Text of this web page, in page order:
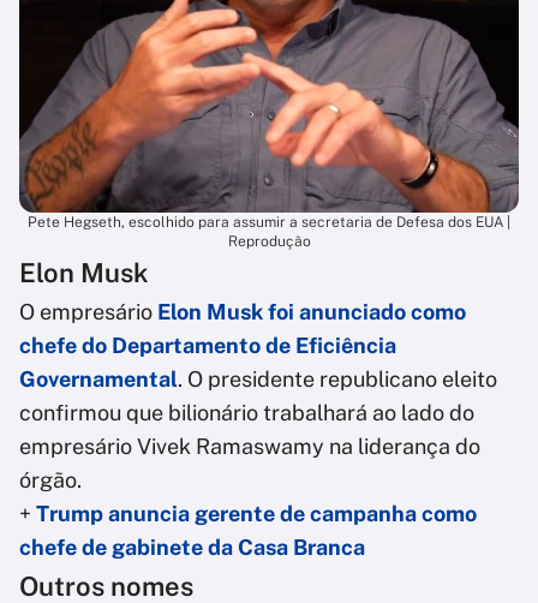
Pete Hegseth, escolhido para assumir a secretaria de Defesa dos EUA |
Reprodução
Elon Musk
O empresário Elon Musk foi anunciado como
chefe do Departamento de Eficiência
Governamental. O presidente republicano eleito
confirmou que bilionário trabalhará ao lado do
empresário Vivek Ramaswamy na liderança do
órgão.
+ Trump anuncia gerente de campanha como
chefe de gabinete da Casa Branca
Outros nomes